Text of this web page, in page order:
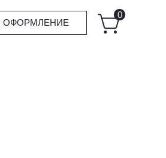
ОФОРМЛЕНИЕ
0